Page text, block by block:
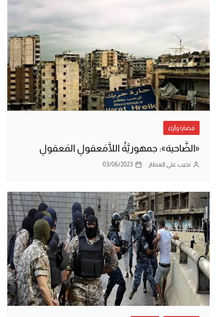
قضايا وآراء
«الضَّاحية»: جمهوريَّةُ اللَّامَعقولِ المَعقولِ
نجيب علي العطار 03/06/2023